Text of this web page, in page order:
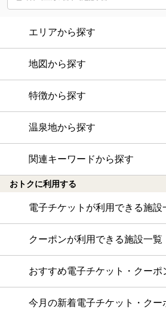
エリアから探す
地図から探す
特徴から探す
温泉地から探す
関連キーワードから探す
おトクに利用する
電子チケットが利用できる施設
クーポンが利用できる施設一覧
おすすめ電子チケット・クーポ
今月の新着電子チケット・クー